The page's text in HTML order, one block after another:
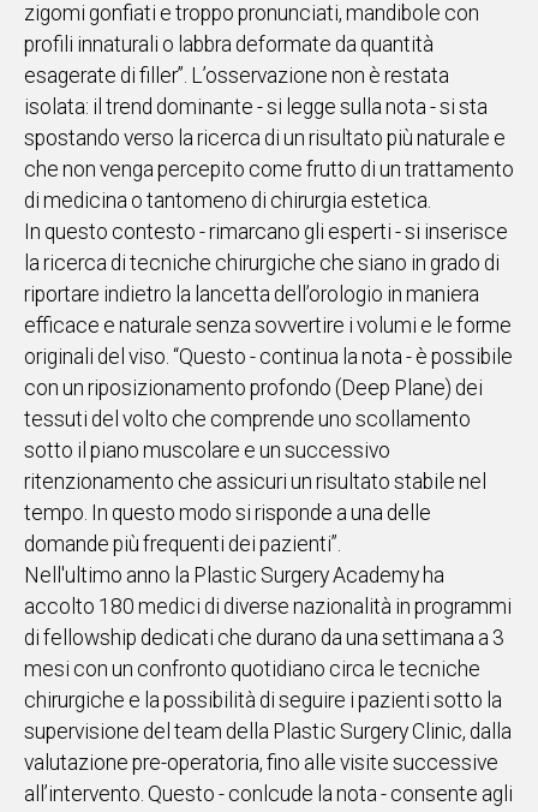
zigomi gonfiati e troppo pronunciati, mandibole con
profili innaturali o labbra deformate da quantità
esagerate di filler”. L’osservazione non è restata
isolata: il trend dominante - si legge sulla nota - si sta
spostando verso la ricerca di un risultato più naturale e
che non venga percepito come frutto di un trattamento
di medicina o tantomeno di chirurgia estetica.
In questo contesto - rimarcano gli esperti - si inserisce
la ricerca di tecniche chirurgiche che siano in grado di
riportare indietro la lancetta dell’orologio in maniera
efficace e naturale senza sovvertire i volumi e le forme
originali del viso. “Questo - continua la nota - è possibile
con un riposizionamento profondo (Deep Plane) dei
tessuti del volto che comprende uno scollamento
sotto il piano muscolare e un successivo
ritenzionamento che assicuri un risultato stabile nel
tempo. In questo modo si risponde a una delle
domande più frequenti dei pazienti”.
Nell'ultimo anno la Plastic Surgery Academy ha
accolto 180 medici di diverse nazionalità in programmi
di fellowship dedicati che durano da una settimana a 3
mesi con un confronto quotidiano circa le tecniche
chirurgiche e la possibilità di seguire i pazienti sotto la
supervisione del team della Plastic Surgery Clinic, dalla
valutazione pre-operatoria, fino alle visite successive
all’intervento. Questo - conlcude la nota - consente agli